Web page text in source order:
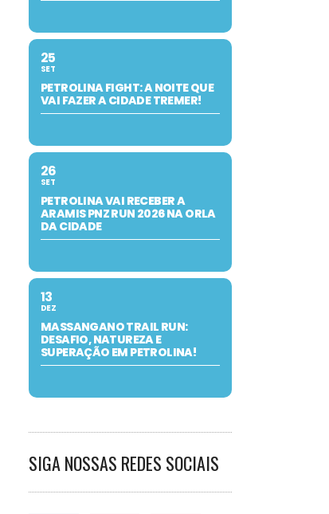
25
SET
PETROLINA FIGHT: A NOITE QUE
VAI FAZER A CIDADE TREMER!
26
SET
PETROLINA VAI RECEBER A
ARAMIS PNZ RUN 2026 NA ORLA
DA CIDADE
13
DEZ
MASSANGANO TRAIL RUN:
DESAFIO, NATUREZA E
SUPERAÇÃO EM PETROLINA!
SIGA NOSSAS REDES SOCIAIS